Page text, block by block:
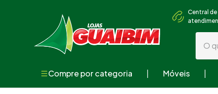
Central de
O
Compre por categoria Móveis
Termos